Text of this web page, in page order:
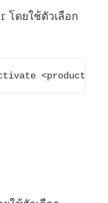
โดยใช้ตัวเลือก